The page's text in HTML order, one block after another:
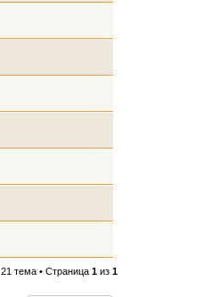
21 тема • Страница 1 из 1